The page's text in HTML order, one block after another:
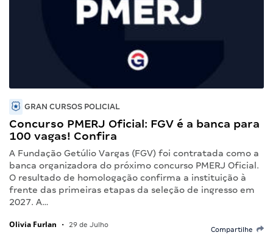
GRAN CURSOS POLICIAL
Concurso PMERJ Oficial: FGV é a banca para
100 vagas! Confira
A Fundação Getúlio Vargas (FGV) foi contratada como a
banca organizadora do próximo concurso PMERJ Oficial.
O resultado de homologação confirma a instituição à
frente das primeiras etapas da seleção de ingresso em
2027. A…
Olivia Furlan • 29 de Julho
Compartilhe